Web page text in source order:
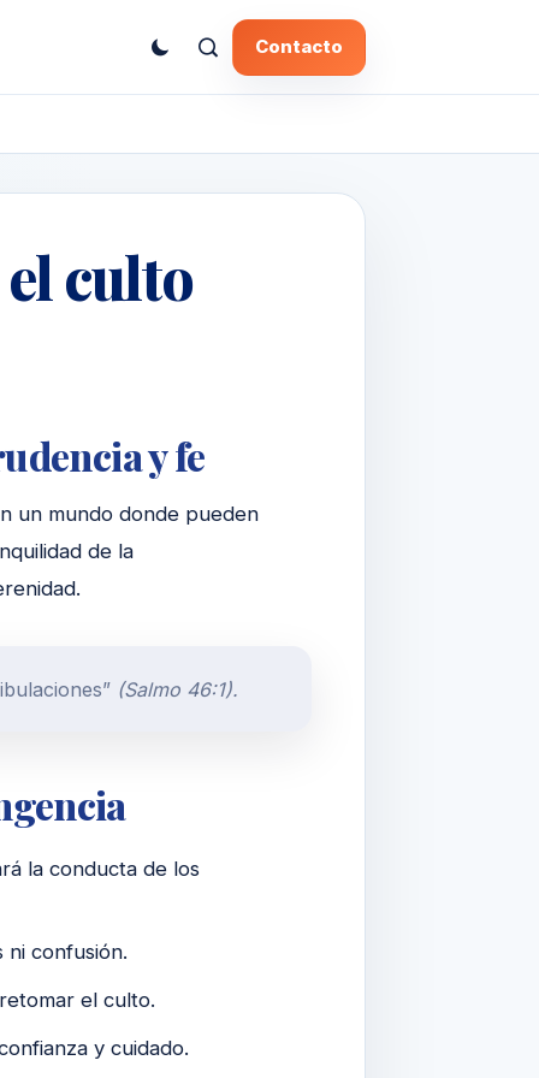
Contacto
culto
y fe
un mundo donde pueden
de la
(Salmo 46:1).
la conducta de los
ni confusión.
el culto.
y cuidado.